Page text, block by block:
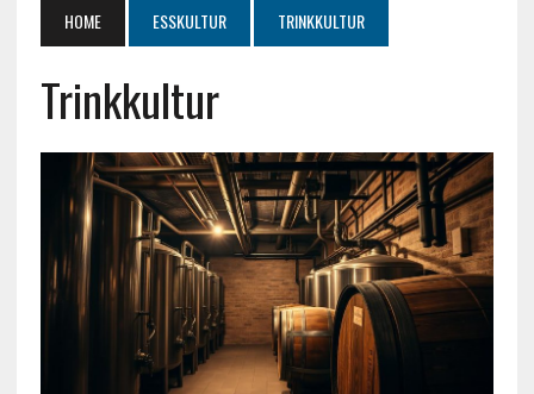
HOME ESSKULTUR TRINKKULTUR
Trinkkultur